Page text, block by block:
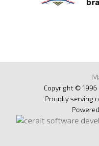
Copyright © 1996
Proudly serving